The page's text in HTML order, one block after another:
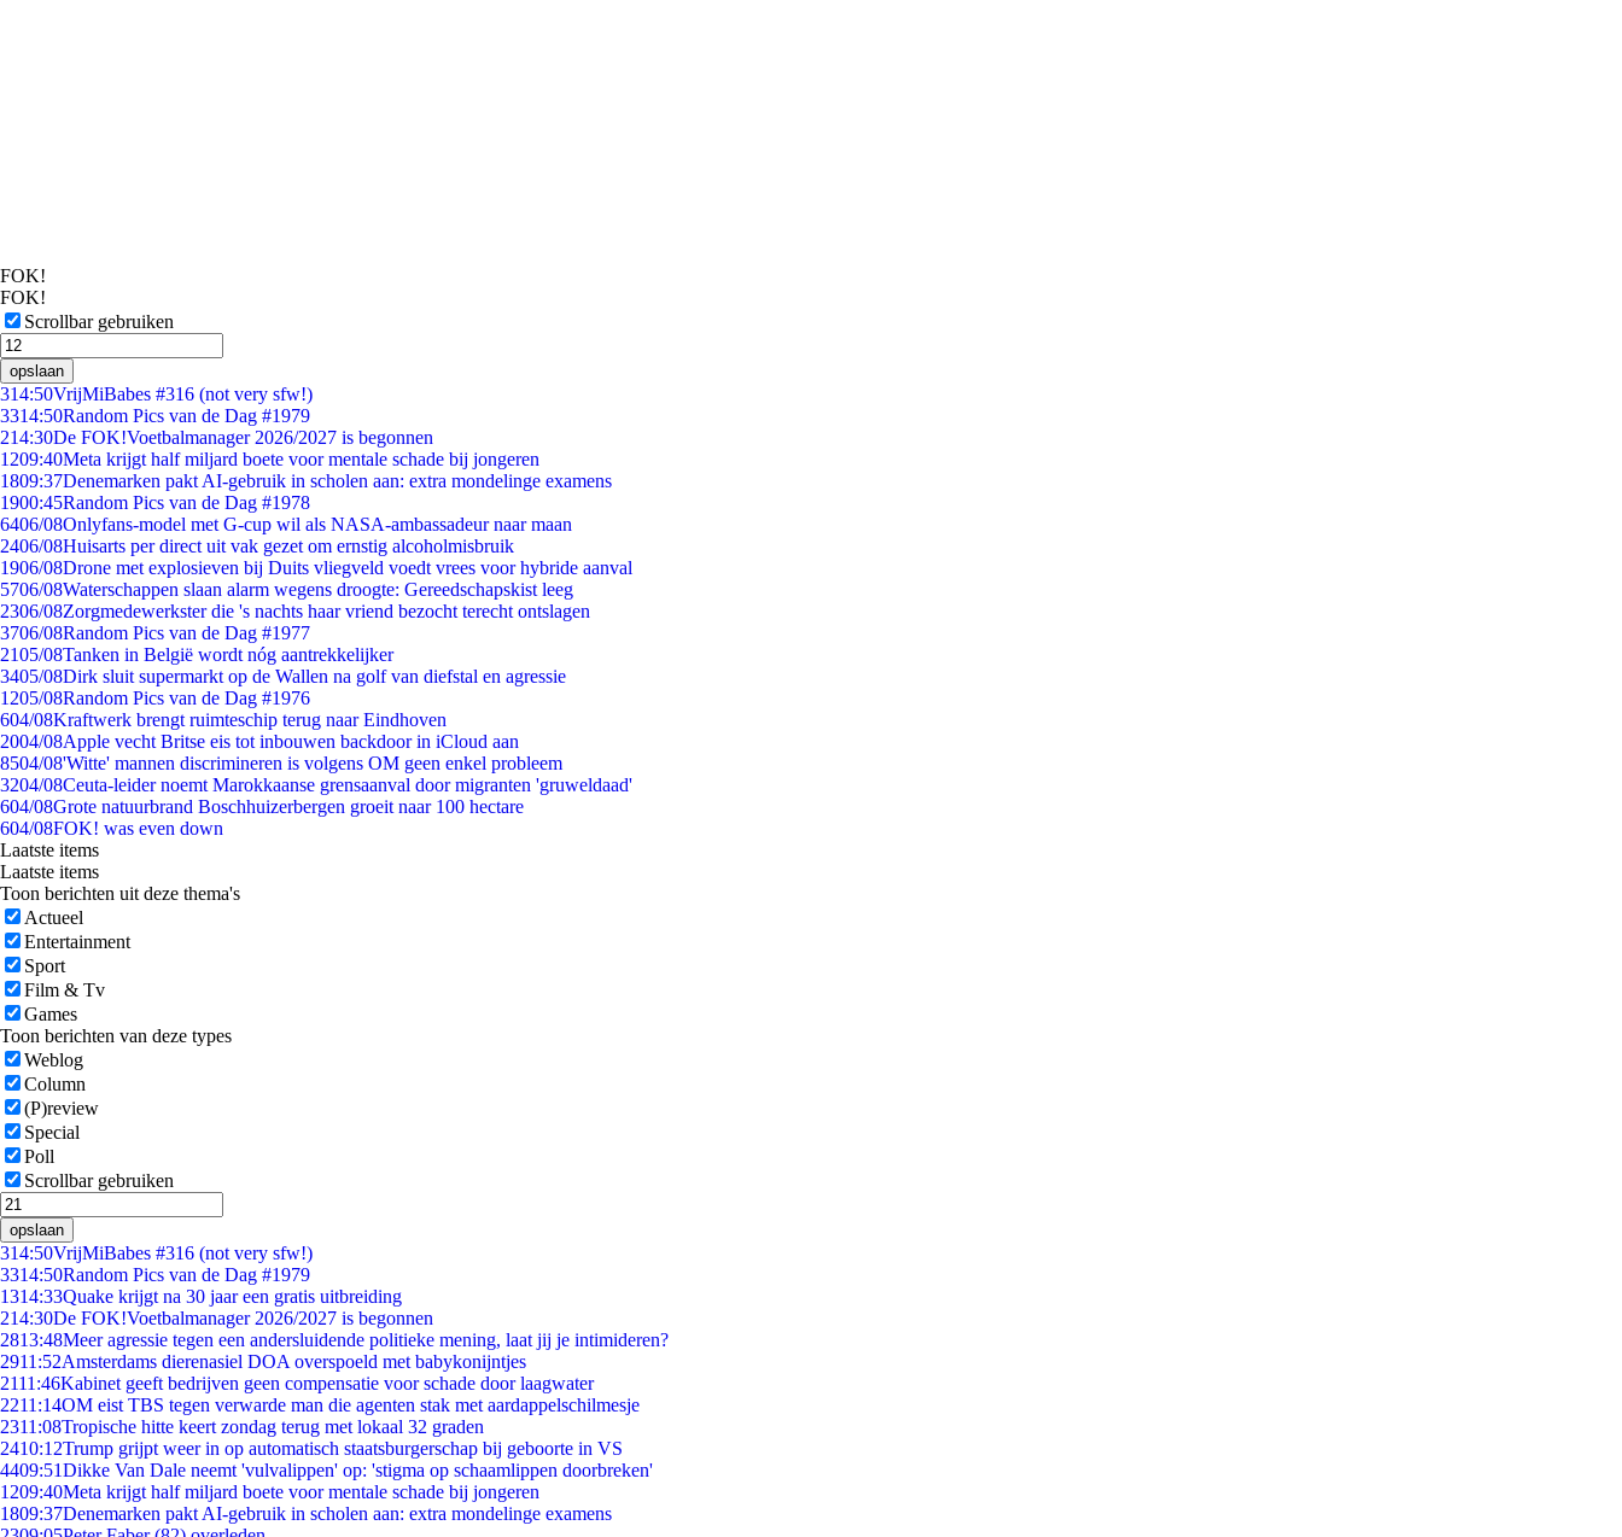
FOK!
FOK!
Scrollbar gebruiken
opslaan
314:50VrijMiBabes #316 (not very sfw!)
3314:50Random Pics van de Dag #1979
214:30De FOK!Voetbalmanager 2026/2027 is begonnen
1209:40Meta krijgt half miljard boete voor mentale schade bij jongeren
1809:37Denemarken pakt AI-gebruik in scholen aan: extra mondelinge examens
1900:45Random Pics van de Dag #1978
6406/08Onlyfans-model met G-cup wil als NASA-ambassadeur naar maan
2406/08Huisarts per direct uit vak gezet om ernstig alcoholmisbruik
1906/08Drone met explosieven bij Duits vliegveld voedt vrees voor hybride aanval
5706/08Waterschappen slaan alarm wegens droogte: Gereedschapskist leeg
2306/08Zorgmedewerkster die 's nachts haar vriend bezocht terecht ontslagen
3706/08Random Pics van de Dag #1977
2105/08Tanken in België wordt nóg aantrekkelijker
3405/08Dirk sluit supermarkt op de Wallen na golf van diefstal en agressie
1205/08Random Pics van de Dag #1976
604/08Kraftwerk brengt ruimteschip terug naar Eindhoven
2004/08Apple vecht Britse eis tot inbouwen backdoor in iCloud aan
8504/08'Witte' mannen discrimineren is volgens OM geen enkel probleem
3204/08Ceuta-leider noemt Marokkaanse grensaanval door migranten 'gruweldaad'
604/08Grote natuurbrand Boschhuizerbergen groeit naar 100 hectare
604/08FOK! was even down
Laatste items
Laatste items
Toon berichten uit deze thema's
Actueel
Entertainment
Sport
Film & Tv
Games
Toon berichten van deze types
Weblog
Column
(P)review
Special
Poll
Scrollbar gebruiken
opslaan
314:50VrijMiBabes #316 (not very sfw!)
3314:50Random Pics van de Dag #1979
1314:33Quake krijgt na 30 jaar een gratis uitbreiding
214:30De FOK!Voetbalmanager 2026/2027 is begonnen
2813:48Meer agressie tegen een andersluidende politieke mening, laat jij je intimideren?
2911:52Amsterdams dierenasiel DOA overspoeld met babykonijntjes
2111:46Kabinet geeft bedrijven geen compensatie voor schade door laagwater
2211:14OM eist TBS tegen verwarde man die agenten stak met aardappelschilmesje
2311:08Tropische hitte keert zondag terug met lokaal 32 graden
2410:12Trump grijpt weer in op automatisch staatsburgerschap bij geboorte in VS
4409:51Dikke Van Dale neemt 'vulvalippen' op: 'stigma op schaamlippen doorbreken'
1209:40Meta krijgt half miljard boete voor mentale schade bij jongeren
1809:37Denemarken pakt AI-gebruik in scholen aan: extra mondelinge examens